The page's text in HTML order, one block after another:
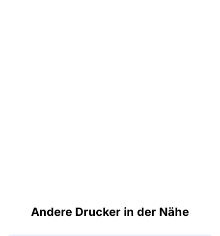
Andere Drucker in der Nähe